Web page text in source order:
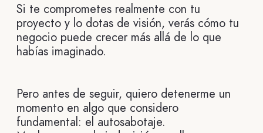
Si te comprometes realmente con tu
proyecto y lo dotas de visión, verás cómo tu
negocio puede crecer más allá de lo que
habías imaginado.
Pero antes de seguir, quiero detenerme un
momento en algo que considero
fundamental: el autosabotaje.